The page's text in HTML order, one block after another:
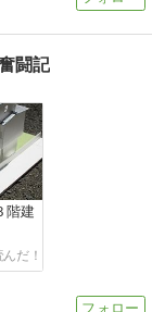
闘記
階建